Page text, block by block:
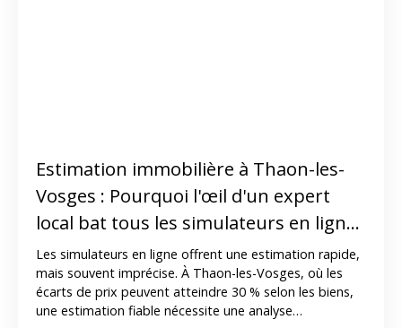
Estimation immobilière à Thaon-les-
Vosges : Pourquoi l'œil d'un expert
local bat tous les simulateurs en ligne
?Les simulateurs en ligne offrent une estimation rapide,
mais souvent imprécise. À Thaon-les-Vosges, où les
écarts de prix peuvent atteindre 30 % selon les biens,
une estimation fiable nécessite une analyse